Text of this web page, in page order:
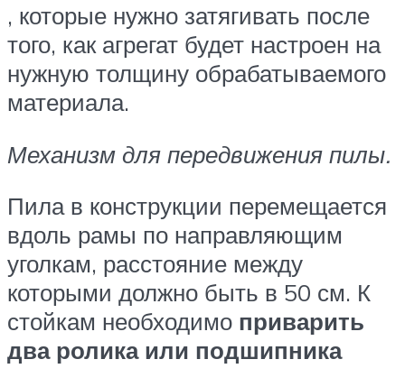
, которые нужно затягивать после
того, как агрегат будет настроен на
нужную толщину обрабатываемого
материала.
Механизм для передвижения пилы.
Пила в конструкции перемещается
вдоль рамы по направляющим
уголкам, расстояние между
которыми должно быть в 50 см. К
стойкам необходимо приварить
два ролика или подшипника